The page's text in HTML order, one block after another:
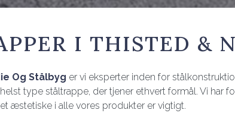
I THISTED &
Og Stålbyg er vi eksperter inden for
type ståltrappe, der tjener ethvert formål. Vi har
æstetiske i alle vores produkter er vigtigt.